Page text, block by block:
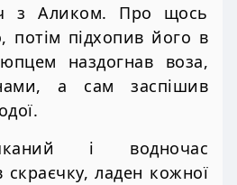
з Аликом. Про щось
потім підхопив його в
наздогнав воза,
а сам заспішив
і водночас
ладен кожної